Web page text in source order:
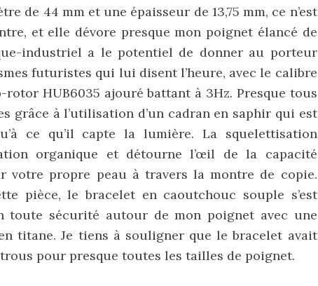
de 44 mm et une épaisseur de 13,75 mm, ce n’est
et elle dévore presque mon poignet élancé de
industriel a le potentiel de donner au porteur
futuristes qui lui disent l’heure, avec le calibre
HUB6035 ajouré battant à 3Hz. Presque tous
grâce à l’utilisation d’un cadran en saphir qui est
ce qu’il capte la lumière. La squelettisation
organique et détourne l’œil de la capacité
votre propre peau à travers la montre de copie.
pièce, le bracelet en caoutchouc souple s’est
toute sécurité autour de mon poignet avec une
titane. Je tiens à souligner que le bracelet avait
pour presque toutes les tailles de poignet.